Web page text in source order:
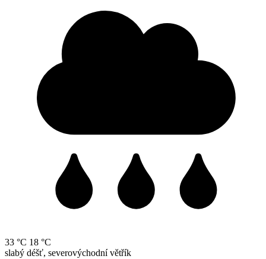
33 °C 18 °C
slabý déšť, severovýchodní větřík